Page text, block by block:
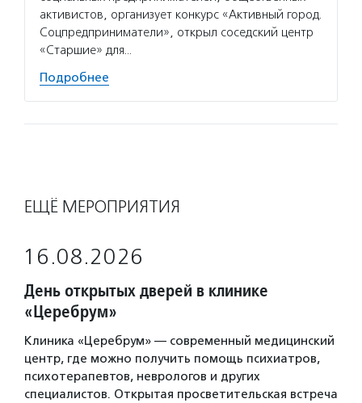
активистов, организует конкурс «Активный город.
Соцпредприниматели», открыл соседский центр
«Старшие» для…
Подробнее
ЕЩЁ МЕРОПРИЯТИЯ
16.08.2026
День открытых дверей в клинике
«Церебрум»
Клиника «Церебрум» — современный медицинский
центр, где можно получить помощь психиатров,
психотерапевтов, неврологов и других
специалистов. Открытая просветительская встреча